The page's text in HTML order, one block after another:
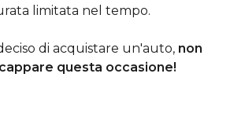
limitata nel tempo.
di acquistare un'auto, non
questa occasione!